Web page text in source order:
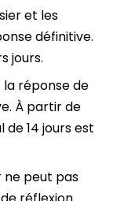
et les
définitive.
jours.
réponse de
À partir de
14 jours est
ne peut pas